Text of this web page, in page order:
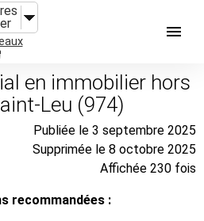
en immobilier hors
Leu (974)
Publiée le 3 septembre 2025
Supprimée le 8 octobre 2025
Affichée 230 fois
recommandées :